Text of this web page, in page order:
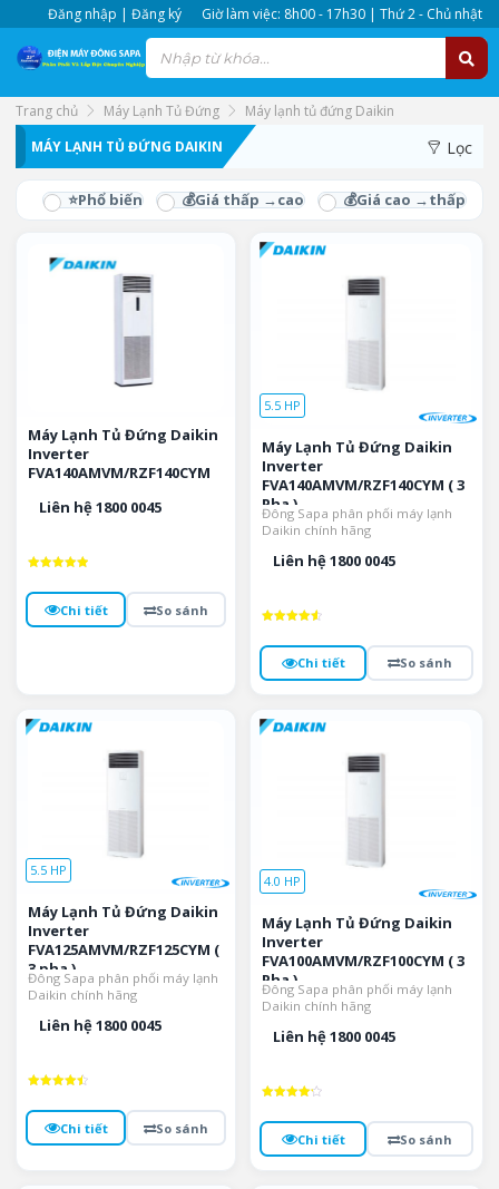
Đăng nhập | Đăng ký Giờ làm việc: 8h00 - 17h30 | Thứ 2 - Chủ nhật
Trang chủ Máy Lạnh Tủ Đứng
Máy lạnh tủ đứng Daikin
MÁY LẠNH TỦ ĐỨNG DAIKIN
Lọc
Máy Lạnh Tủ Đứng Daikin
Inverter
FVA140AMVM/RZF140CYM
Liên hệ 1800 0045
hạng
5 saoChi tiết So sánh
5.5 HP
Máy Lạnh Tủ Đứng Daikin
Inverter
FVA140AMVM/RZF140CYM ( 3
Pha )
Đông Sapa phân phối máy lạnh
Daikin chính hãng
Liên hệ 1800 0045
5 saoChi tiết So sánh
5.5 HP
Máy Lạnh Tủ Đứng Daikin
Inverter
FVA125AMVM/RZF125CYM (
3 pha )
Đông Sapa phân phối máy lạnh
Daikin chính hãng
Liên hệ 1800 0045
hạng
5 saoChi tiết So sánh
4.0 HP
Máy Lạnh Tủ Đứng Daikin
Inverter
FVA100AMVM/RZF100CYM ( 3
Pha )
Đông Sapa phân phối máy lạnh
Daikin chính hãng
Liên hệ 1800 0045
hạng
5 saoChi tiết So sánh